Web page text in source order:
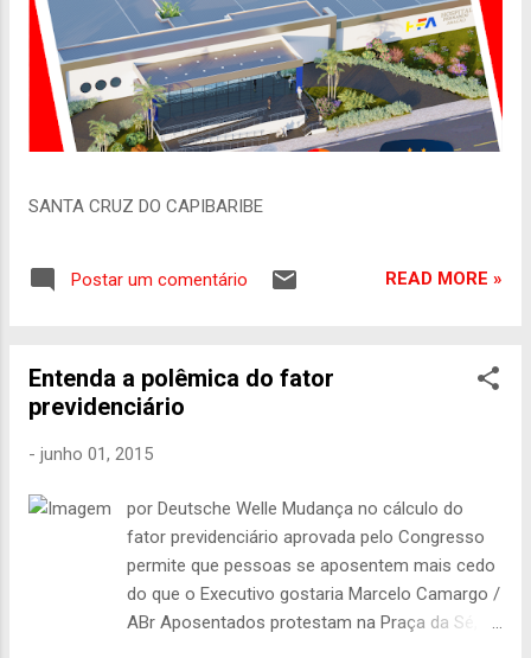
SANTA CRUZ DO CAPIBARIBE
Postar um comentário READ MORE »
Entenda a polêmica do fator
previdenciário
- junho 01, 2015
por Deutsche Welle Mudança no cálculo do
fator previdenciário aprovada pelo Congresso
permite que pessoas se aposentem mais cedo
do que o Executivo gostaria Marcelo Camargo /
ABr Aposentados protestam na Praça da Sé,